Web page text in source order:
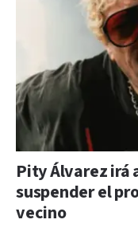
Pity Álvarez irá
suspender el
vecino